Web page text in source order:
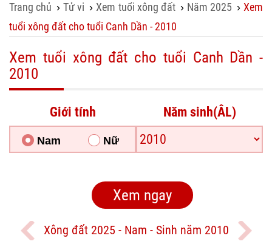
Trang chủ ›Tử vi ›Xem tuổi xông đất › Năm 2025 ›Xem
tuổi xông đất cho tuổi Canh Dần - 2010
Xem tuổi xông đất cho tuổi Canh Dần -
2010
Giới tính
Nam Nữ
Năm sinh(ÂL)
Xông đất 2025 - Nam - Sinh năm 2010